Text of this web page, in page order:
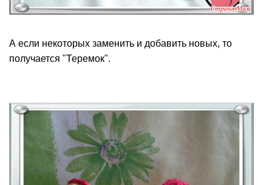
А если некоторых заменить и добавить новых, то
получается "Теремок".